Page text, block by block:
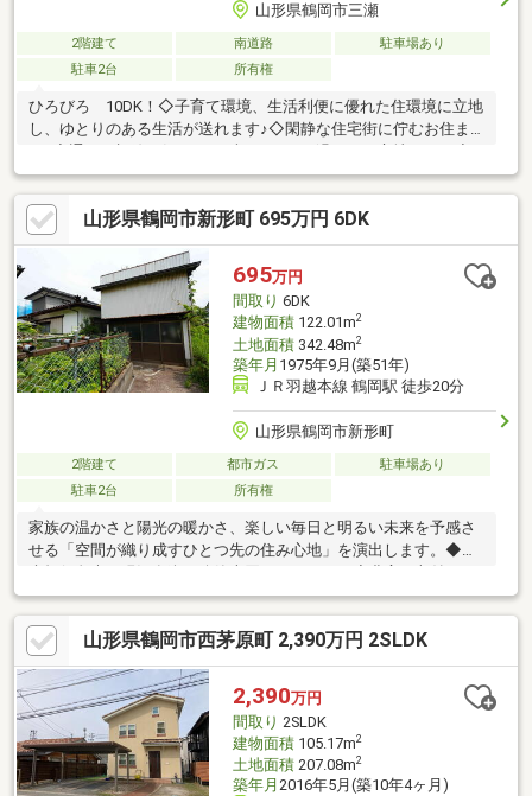
山形県鶴岡市三瀬
2階建て 南道路
駐車場あり
駐車2台
所有権
ひろびろ 10DK！◇子育て環境、生活利便に優れた住環境に立地
し、ゆとりのある生活が送れます♪◇閑静な住宅街に佇むお住ま
癒しの和室は、足を伸ばしてのんびり寛ぐことも♪◇豊富な収納
スペースですっきりした生活を叶えます♪◇緑豊かな閑静な住宅
街は住環境良好です♪◇物件の陽当りや通風・近隣・周辺環境や
街並みなど、資料には掲載していない情報が現地にはたくさんあ
ります。是非ご確認ください。詳細はお問い合わせ下さい０２３
４－４３－０８５７
山形県鶴岡市新形町 695万円 6DK
695万円
間取り 6DK
建物面積122.01m2
土地面積342.48m2
築年月 1975年9月(築51年)
ＪＲ羽越本線 鶴岡駅 徒歩20分
山形県鶴岡市新形町
2階建て 都市ガス
駐車場あり
駐車2台
所有権
家族の温かさと陽光の暖かさ、楽しい毎日と明るい未来を予感さ
せる「空間が織り成すひとつ先の住み心地」を演出します。◆瑕
ースをご用意！居住空間を快適に過ごせます。◆機能的に配置さ
れた豊富な収納で、快適な暮らしの動線を実現。◆のびやかな子
育て環境が広がっています。頭金０円で購入可能（諸費用・リフ
ォーム費用等ＯＫ）詳細はお問い合わせ下さい０２３４－４３－
０８５７♪高度地区 景観法
山形県鶴岡市西茅原町 2,390万円 2SLDK
2,390万円
間取り 2SLDK
建物面積105.17m2
土地面積207.08m2
築年月 2016年5月(築10年4ヶ月)